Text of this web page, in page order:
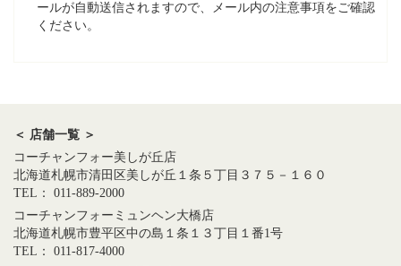
ールが自動送信されますので、メール内の注意事項をご確認
ください。
＜ 店舗一覧 ＞
コーチャンフォー美しが丘店
北海道札幌市清田区美しが丘１条５丁目３７５－１６０
TEL： 011-889-2000
コーチャンフォーミュンヘン大橋店
北海道札幌市豊平区中の島１条１３丁目１番1号
TEL： 011-817-4000